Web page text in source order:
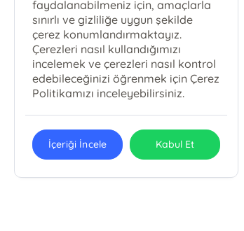
faydalanabilmeniz için, amaçlarla
sınırlı ve gizliliğe uygun şekilde
çerez konumlandırmaktayız.
Çerezleri nasıl kullandığımızı
incelemek ve çerezleri nasıl kontrol
edebileceğinizi öğrenmek için Çerez
Politikamızı inceleyebilirsiniz.
İçeriği İncele Kabul Et